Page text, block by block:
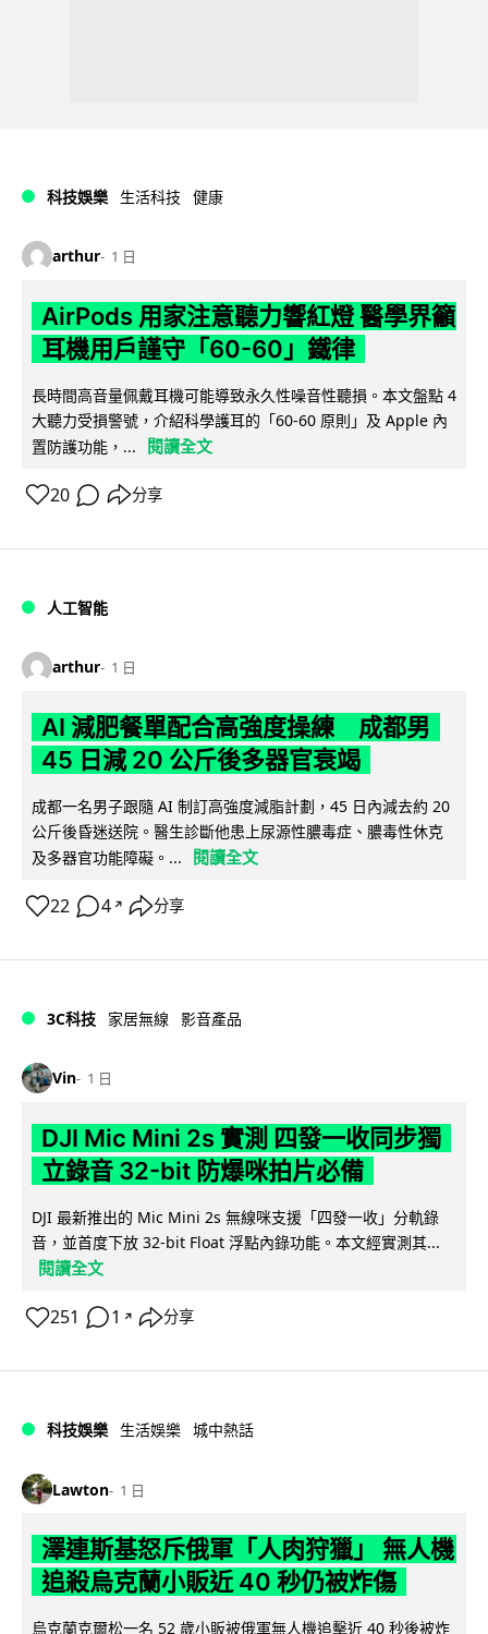
科技娛樂 生活科技 健康
arthur 1 日
AirPods 用家注意聽力響紅燈 醫學界籲
耳機用戶謹守「60-60」鐵律
長時間高音量佩戴耳機可能導致永久性噪音性聽損。本文盤點 4
大聽力受損警號，介紹科學護耳的「60-60 原則」及 Apple 內
置防護功能，...
閱讀全文
20 分享
人工智能
arthur 1 日
AI 減肥餐單配合高強度操練 成都男
45 日減 20 公斤後多器官衰竭
成都一名男子跟隨 AI 制訂高強度減脂計劃，45 日內減去約 20
公斤後昏迷送院。醫生診斷他患上尿源性膿毒症、膿毒性休克
及多器官功能障礙。...
閱讀全文
22 4 ↗ 分享
3C科技 家居無線 影音產品
Vin 1 日
DJI Mic Mini 2s 實測 四發一收同步獨
立錄音 32-bit 防爆咪拍片必備
DJI 最新推出的 Mic Mini 2s 無線咪支援「四發一收」分軌錄
音，並首度下放 32-bit Float 浮點內錄功能。本文經實測其...
閱讀全文
251 1 ↗ 分享
科技娛樂 生活娛樂 城中熱話
Lawton 1 日
澤連斯基怒斥俄軍「人肉狩獵」 無人機
追殺烏克蘭小販近 40 秒仍被炸傷
烏克蘭克爾松一名 52 歲小販被俄軍無人機追擊近 40 秒後被炸